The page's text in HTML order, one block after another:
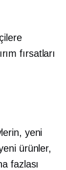
fırsatları
yeni
ürünler,
fazlası